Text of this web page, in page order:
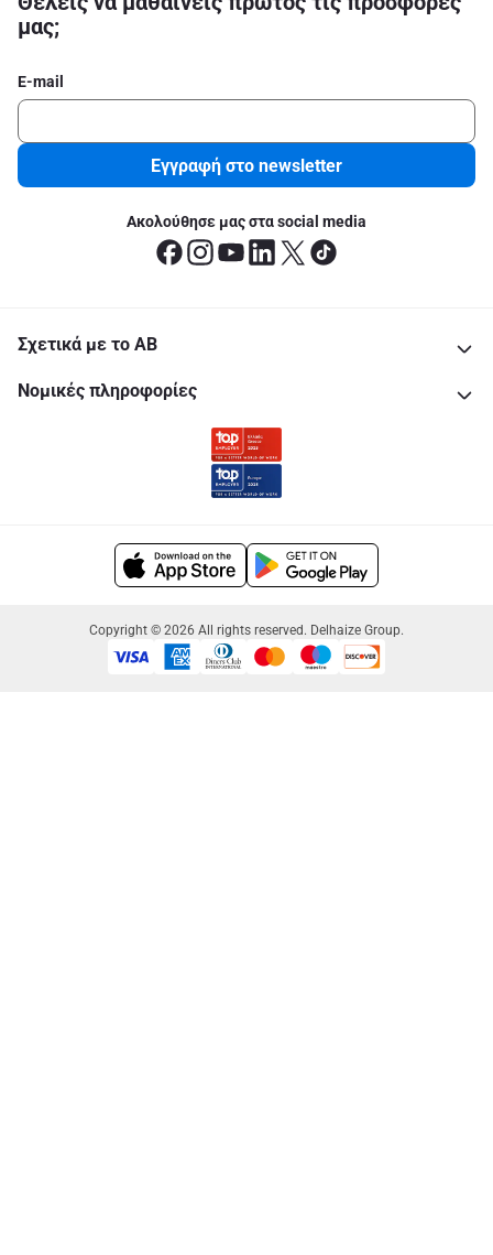
μας;
E-mail
Εγγραφή στο newsletter
Ακολούθησε μας στα social media
Σχετικά με το ΑΒ
Νομικές πληροφορίες
Copyright © 2026 All rights reserved. Delhaize Group.